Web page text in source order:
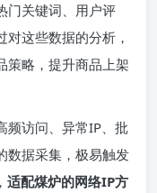
门关键词、用户评
这些数据的分析，
策略，提升商品上架
频访问、异常IP、批
数据采集，极易触发
适配煤炉的网络IP方